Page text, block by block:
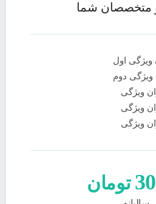
متخصصان شما
تومان
ویژگی اول
ویژگی دوم
ویژگی
ویژگی
ویژگی